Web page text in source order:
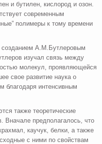
и бутилен, кислород и озон.
современным
полимеры к тому времени
созданием А.М.Бутлеровым
изучал связь между
молекул, проявляющейся
свое развитие наука о
благодаря интенсивным
также теоретические
Вначале предполагалось, что
каучук, белки, а также
с ними по свойствам